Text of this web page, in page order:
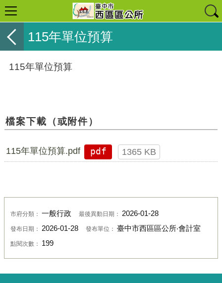
115年單位預算
115年單位預算
檔案下載（或附件）
115年單位預算.pdf pdf 1365 KB
市府分類： 一般行政 最後異動日期： 2026-01-28
發布日期： 2026-01-28 發布單位： 臺中市西區區公所‧會計室
點閱次數： 199